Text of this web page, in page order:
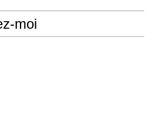
moi